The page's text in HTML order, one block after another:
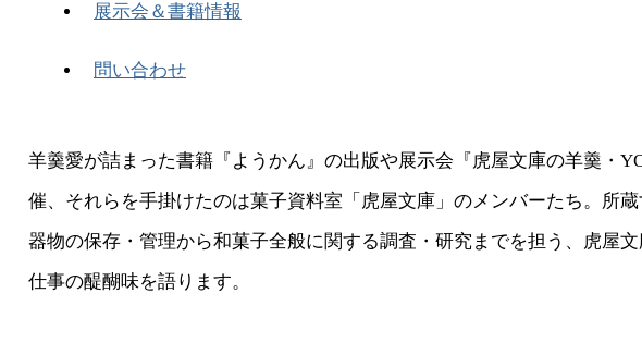
展示会＆書籍情報
問い合わせ
羊羹愛が詰まった書籍『ようかん』の出版や展示会『虎屋文庫の羊羹・
催、それらを手掛けたのは菓子資料室「虎屋文庫」のメンバーたち。所
器物の保存・管理から和菓子全般に関する調査・研究までを担う、虎屋
仕事の醍醐味を語ります。